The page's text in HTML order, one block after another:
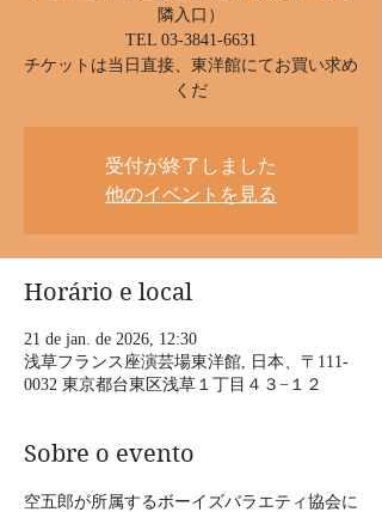
隣入口）
TEL 03-3841-6631
チケットは当日直接、東洋館にてお買い求め
くだ
受付が終了しました
他のイベントを見る
Horário e local
21 de jan. de 2026, 12:30
浅草フランス座演芸場東洋館, 日本、〒111-
0032 東京都台東区浅草１丁目４３−１２
Sobre o evento
空五郎が所属するボーイズバラエティ協会に